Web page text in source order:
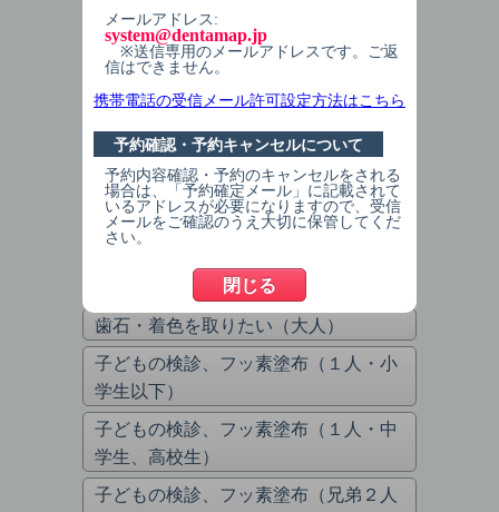
療）（大人）
治療の続き（歯石取り以外、自費・保
（大人）
治療の続き（矯正ﾏｳｽﾋﾟｰｽ）（大人、
子ども）
定期的なメインテナンス・予防
定期的な検診希望（大人）
歯石・着色を取りたい（大人）
子どもの検診、フッ素塗布（１人・小
学生以下）
子どもの検診、フッ素塗布（１人・中
学生、高校生）
子どもの検診、フッ素塗布（兄弟２人
メールアドレス:
system@dentamap.jp
※送信専用のメールアドレスです。ご返
信はできません。
携帯電話の受信メール許可設定方法はこちら
予約確認・予約キャンセルについて
予約内容確認・予約のキャンセルをされる
場合は、「予約確定メール」に記載されて
いるアドレスが必要になりますので、受信
メールをご確認のうえ大切に保管してくだ
さい。
閉じる